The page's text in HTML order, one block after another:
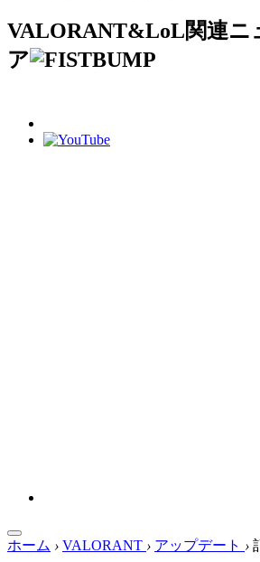
VALORANT&LoL関連ニ
ア
ホーム › VALORANT › アップデート ›